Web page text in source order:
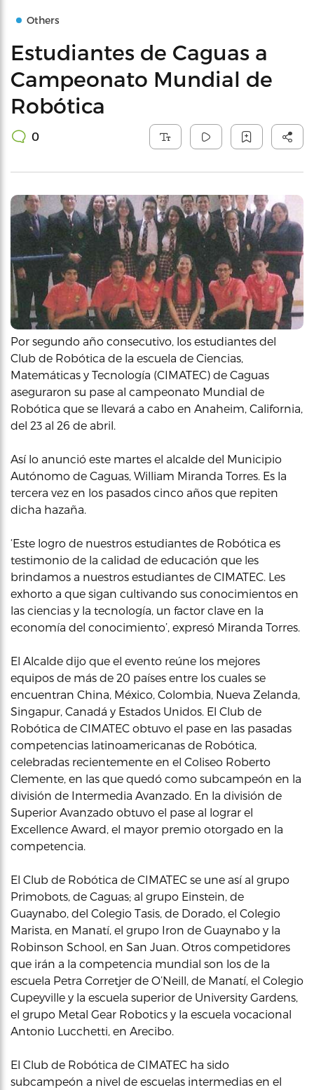
Others
Estudiantes de Caguas a
Campeonato Mundial de
Robótica
0
Por segundo año consecutivo, los estudiantes del
Club de Robótica de la escuela de Ciencias,
Matemáticas y Tecnología (CIMATEC) de Caguas
aseguraron su pase al campeonato Mundial de
Robótica que se llevará a cabo en Anaheim, California,
del 23 al 26 de abril.
Así lo anunció este martes el alcalde del Municipio
Autónomo de Caguas, William Miranda Torres. Es la
tercera vez en los pasados cinco años que repiten
dicha hazaña.
‘Este logro de nuestros estudiantes de Robótica es
testimonio de la calidad de educación que les
brindamos a nuestros estudiantes de CIMATEC. Les
exhorto a que sigan cultivando sus conocimientos en
las ciencias y la tecnología, un factor clave en la
economía del conocimiento’, expresó Miranda Torres.
El Alcalde dijo que el evento reúne los mejores
equipos de más de 20 países entre los cuales se
encuentran China, México, Colombia, Nueva Zelanda,
Singapur, Canadá y Estados Unidos. El Club de
Robótica de CIMATEC obtuvo el pase en las pasadas
competencias latinoamericanas de Robótica,
celebradas recientemente en el Coliseo Roberto
Clemente, en las que quedó como subcampeón en la
división de Intermedia Avanzado. En la división de
Superior Avanzado obtuvo el pase al lograr el
Excellence Award, el mayor premio otorgado en la
competencia.
El Club de Robótica de CIMATEC se une así al grupo
Primobots, de Caguas; al grupo Einstein, de
Guaynabo, del Colegio Tasis, de Dorado, el Colegio
Marista, en Manatí, el grupo Iron de Guaynabo y la
Robinson School, en San Juan. Otros competidores
que irán a la competencia mundial son los de la
escuela Petra Corretjer de O’Neill, de Manatí, el Colegio
Cupeyville y la escuela superior de University Gardens,
el grupo Metal Gear Robotics y la escuela vocacional
Antonio Lucchetti, en Arecibo.
El Club de Robótica de CIMATEC ha sido
subcampeón a nivel de escuelas intermedias en el